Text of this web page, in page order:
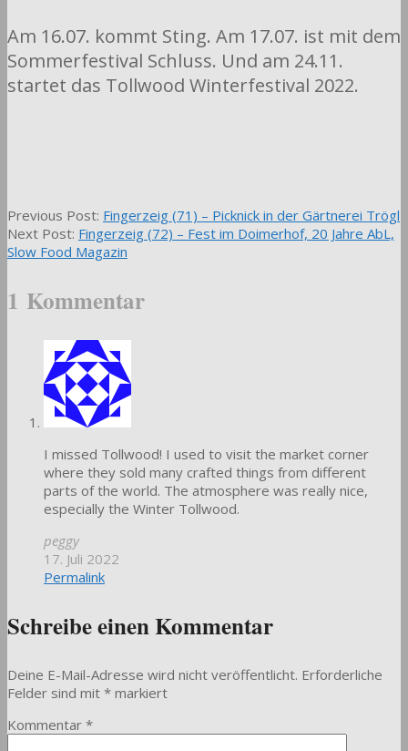
Am 16.07. kommt Sting. Am 17.07. ist mit dem
Sommerfestival Schluss. Und am 24.11.
startet das Tollwood Winterfestival 2022.
2022-
07-
14
Previous Post: Fingerzeig (71) – Picknick in der Gärtnerei Trögl
Next Post: Fingerzeig (72) – Fest im Doimerhof, 20 Jahre AbL,
Slow Food Magazin
1 Kommentar
I missed Tollwood! I used to visit the market corner
where they sold many crafted things from different
parts of the world. The atmosphere was really nice,
especially the Winter Tollwood.
peggy
17. Juli 2022
Permalink
Schreibe einen Kommentar
Deine E-Mail-Adresse wird nicht veröffentlicht. Erforderliche
Felder sind mit * markiert
Kommentar *